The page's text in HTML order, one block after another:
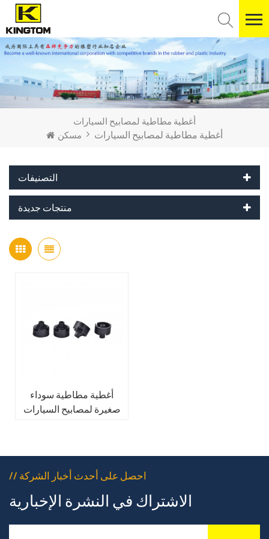
أغطية مطاطية لمصابيح السيارات
مسكن
أغطية مطاطية لمصابيح السيارات
التصنيفات
منتجات جديدة
أغطية مطاطية سوداء
صغيرة لمصابيح السيارات
// احصل على أحدث أخبار الشركة
الاشتراك في النشرة الإخبارية